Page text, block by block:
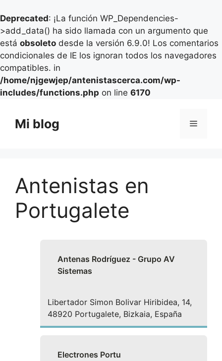
Deprecated: ¡La función WP_Dependencies-
>add_data() ha sido llamada con un argumento que
está obsoleto desde la versión 6.9.0! Los comentarios
condicionales de IE los ignoran todos los navegadores
compatibles. in
/home/njgewjep/antenistascerca.com/wp-
includes/functions.php on line 6170
contenido
Mi blog Menú
Antenistas en
Portugalete
Antenas Rodríguez - Grupo AV
Sistemas
Libertador Simon Bolivar Hiribidea, 14,
48920 Portugalete, Bizkaia, España
Electrones Portu